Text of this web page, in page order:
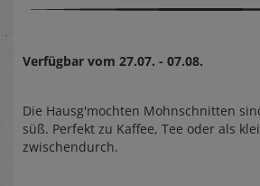
Verfügbar vom 27.07. - 07.08.
Die Hausg'mochten Mohnschnitten
süß. Perfekt zu Kaffee, Tee oder als
zwischendurch.